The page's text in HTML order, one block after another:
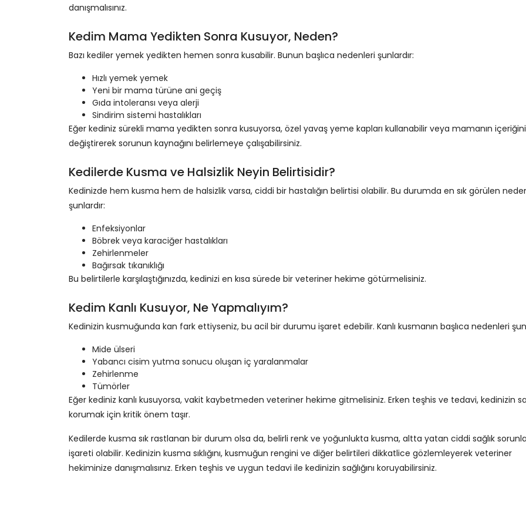
danışmalısınız.
Kedim Mama Yedikten Sonra Kusuyor, Neden?
Bazı kediler yemek yedikten hemen sonra kusabilir. Bunun başlıca nedenleri şunlardır:
Hızlı yemek yemek
Yeni bir mama türüne ani geçiş
Gıda intoleransı veya alerji
Sindirim sistemi hastalıkları
Eğer kediniz sürekli mama yedikten sonra kusuyorsa, özel yavaş yeme kapları kullanabilir veya mamanın içeriğini
değiştirerek sorunun kaynağını belirlemeye çalışabilirsiniz.
Kedilerde Kusma ve Halsizlik Neyin Belirtisidir?
Kedinizde hem kusma hem de halsizlik varsa, ciddi bir hastalığın belirtisi olabilir. Bu durumda en sık görülen
şunlardır:
Enfeksiyonlar
Böbrek veya karaciğer hastalıkları
Zehirlenmeler
Bağırsak tıkanıklığı
Bu belirtilerle karşılaştığınızda, kedinizi en kısa sürede bir veteriner hekime götürmelisiniz.
Kedim Kanlı Kusuyor, Ne Yapmalıyım?
Kedinizin kusmuğunda kan fark ettiyseniz, bu acil bir durumu işaret edebilir. Kanlı kusmanın başlıca nedenleri
Mide ülseri
Yabancı cisim yutma sonucu oluşan iç yaralanmalar
Zehirlenme
Tümörler
Eğer kediniz kanlı kusuyorsa, vakit kaybetmeden veteriner hekime gitmelisiniz. Erken teşhis ve tedavi, kedinizin
korumak için kritik önem taşır.
Kedilerde kusma sık rastlanan bir durum olsa da, belirli renk ve yoğunlukta kusma, altta yatan ciddi sağlık
işareti olabilir. Kedinizin kusma sıklığını, kusmuğun rengini ve diğer belirtileri dikkatlice gözlemleyerek veteriner
hekiminize danışmalısınız. Erken teşhis ve uygun tedavi ile kedinizin sağlığını koruyabilirsiniz.